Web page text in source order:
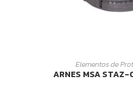
Elementos de
ARNES MSA